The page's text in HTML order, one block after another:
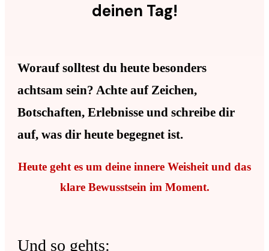
deinen Tag!
Worauf solltest du heute besonders
achtsam sein? Achte auf Zeichen,
Botschaften, Erlebnisse und schreibe dir
auf, was dir heute begegnet ist.
Heute geht es um deine innere Weisheit und das
klare Bewusstsein im Moment.
Und so gehts: